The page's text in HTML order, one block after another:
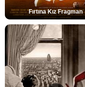
Fırtına Kız Fragman